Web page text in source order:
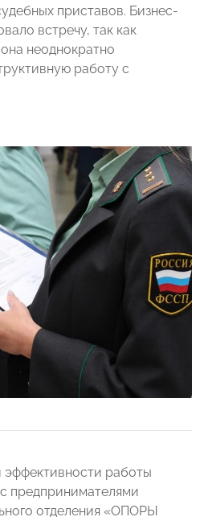
приставов. Бизнес-
встречу, так как
неоднократно
работу с
эффективности работы
предпринимателями
отделения «ОПОРЫ